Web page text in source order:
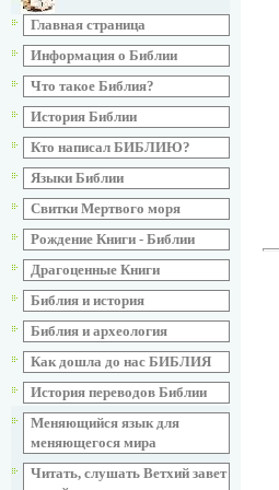
Главная страница
Информация о Библии
Что такое Библия?
История Библии
Кто написал БИБЛИЮ?
Языки Библии
Свитки Мертвого моря
Рождение Книги - Библии
Драгоценные Книги
Библия и история
Библия и археология
Как дошла до нас БИБЛИЯ
История переводов Библии
Меняющийся язык для
меняющегося мира
Читать, слушать Ветхий завет